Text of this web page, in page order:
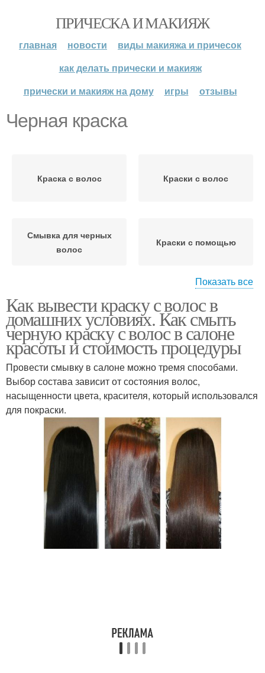
ПРИЧЕСКА И МАКИЯЖ
главная новости
виды макияжа и причесок
как делать прически и макияж
прически и макияж на дому
игры отзывы
Черная краска
Краска с волос Краски с волос
Смывка для черных
волос
Краски с помощью
Краски для волос
Показать все
Как вывести краску с волос в
домашних условиях. Как смыть
черную краску с волос в салоне
красоты и стоимость процедуры
Провести смывку в салоне можно тремя способами.
Выбор состава зависит от состояния волос,
насыщенности цвета, красителя, который использовался
для покраски.